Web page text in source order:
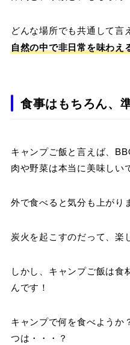
どんな場所でも共通して言
自然の中で非日常を味わえ
食事はもちろん、
キャンプご飯と言えば、
肉や野菜は本当に美味しい
外で食べると気分も上がり
炭火を起こすのだって、楽
しかし、キャンプご飯は食
んです！
キャンプで何を食べようか
つは・・・？